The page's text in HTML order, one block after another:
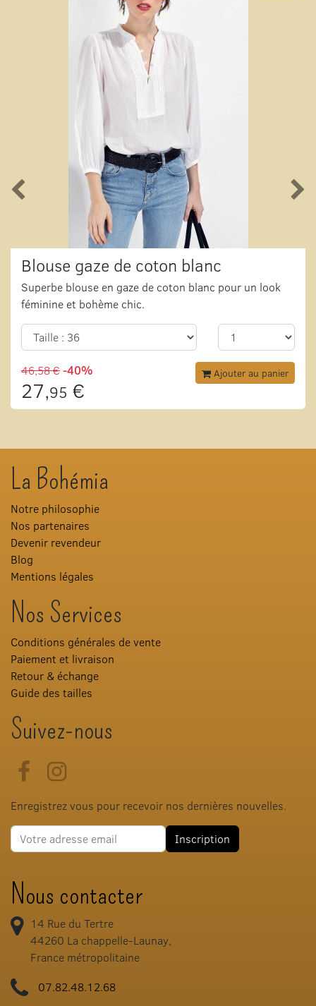
Blouse gaze de coton blanc
Superbe blouse en gaze de coton blanc pour un look
féminine et bohème chic.
46,58 €-40%
27,95 €
Ajouter au panier
La Bohémia
Notre philosophie
Nos partenaires
Devenir revendeur
Blog
Mentions légales
Nos Services
Conditions générales de vente
Paiement et livraison
Retour & échange
Guide des tailles
Suivez-nous
FacebookInstagram
Enregistrez vous pour recevoir nos dernières nouvelles.
Adresse e-mail
Inscription
Nous contacter
14 Rue du Tertre
44260 La chappelle-Launay,
France métropolitaine
07.82.48.12.68